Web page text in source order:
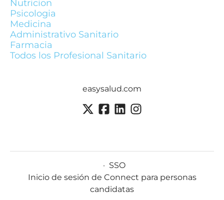
Nutricion
Psicologia
Medicina
Administrativo Sanitario
Farmacia
Todos los Profesional Sanitario
easysalud.com
· SSO
Inicio de sesión de Connect para personas
candidatas